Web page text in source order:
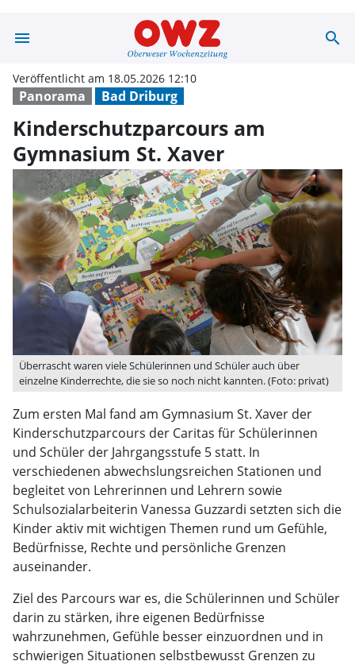
menu search
Panorama Bad Driburg
Veröffentlicht am 18.05.2026 12:10
Kinderschutzparcours am
Gymnasium St. Xaver
Überrascht waren viele Schülerinnen und Schüler auch über
einzelne Kinderrechte, die sie so noch nicht kannten. (Foto: privat)
Zum ersten Mal fand am Gymnasium St. Xaver der
Kinderschutzparcours der Caritas für Schülerinnen
und Schüler der Jahrgangsstufe 5 statt. In
verschiedenen abwechslungsreichen Stationen und
begleitet von Lehrerinnen und Lehrern sowie
Schulsozialarbeiterin Vanessa Guzzardi setzten sich die
Kinder aktiv mit wichtigen Themen rund um Gefühle,
Bedürfnisse, Rechte und persönliche Grenzen
auseinander.
Ziel des Parcours war es, die Schülerinnen und Schüler
darin zu stärken, ihre eigenen Bedürfnisse
wahrzunehmen, Gefühle besser einzuordnen und in
schwierigen Situationen selbstbewusst Grenzen zu